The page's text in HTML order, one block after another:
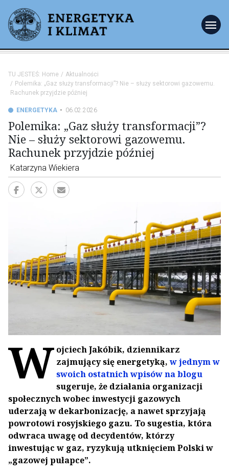
menu
TU JESTEŚ: Home
Aktualności
Polemika: „Gaz służy transformacji”? Nie – służy sektorowi gazowemu.
Rachunek przyjdzie później
ENERGETYKA 06.02.2026
Polemika: „Gaz służy transformacji”?
Nie – służy sektorowi gazowemu.
Rachunek przyjdzie później
Katarzyna Wiekiera
W ojciech Jakóbik, dziennikarz
zajmujący się energetyką, w jednym w
swoich ostatnich wpisów na blogu
sugeruje, że działania organizacji
społecznych wobec inwestycji gazowych
uderzają w dekarbonizację, a nawet sprzyjają
powrotowi rosyjskiego gazu. To sugestia, która
odwraca uwagę od decydentów, którzy
inwestując w gaz, ryzykują utknięciem Polski w
„gazowej pułapce”.